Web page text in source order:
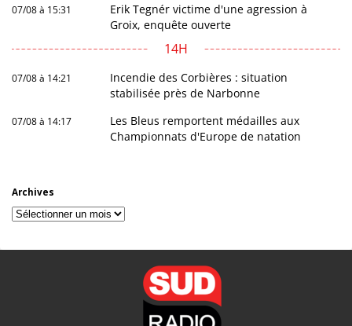
07/08 à 15:31
Erik Tegnér victime d'une agression à
Groix, enquête ouverte
14H
07/08 à 14:21
Incendie des Corbières : situation
stabilisée près de Narbonne
07/08 à 14:17
Les Bleus remportent médailles aux
Championnats d'Europe de natation
Archives
Archives